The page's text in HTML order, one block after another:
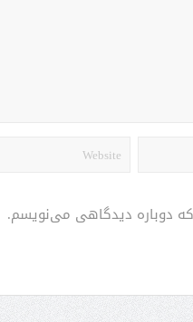
که دوباره دیدگاهی می‌نویسم.